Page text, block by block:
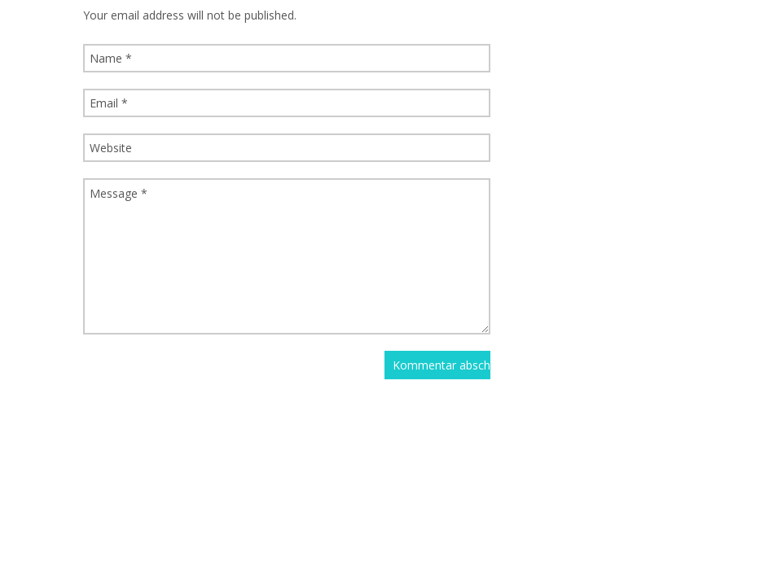
Your email address will not be published.